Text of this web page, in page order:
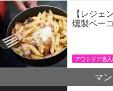
【レジェ
燻製ベー
アウトドア名
マ